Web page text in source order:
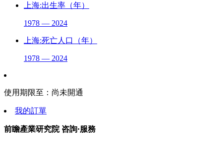
上海:出生率（年）
1978 — 2024
上海:死亡人口（年）
1978 — 2024
使用期限至： 尚未開通
我的訂單
前瞻產業研究院 咨詢·服務